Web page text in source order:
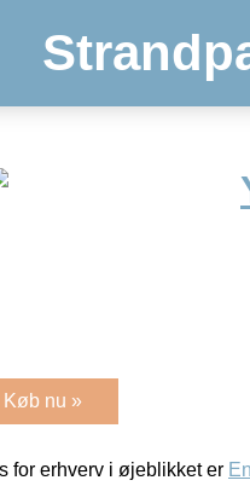
Køb nu »
for erhverv i øjeblikket er